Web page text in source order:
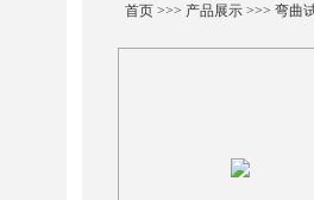
首页>>> 产品展示>>> 弯曲